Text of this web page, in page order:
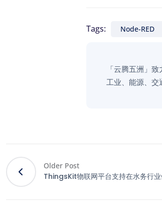
Tags: Node-RED
「云腾五洲」
工业、能源、交
Older Post
ThingsKit物联网平台支持在水务行